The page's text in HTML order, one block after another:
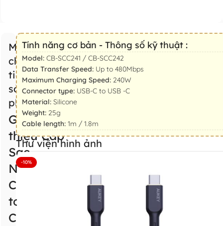
Mô tả
chi
tiết
sản
phẩm
Giới
thiệu Cáp
Sạc
Nhanh
C
to
C
Tính năng cơ bản - Thông số kỹ thuật :
Model: CB-SCC241 / CB-SCC242
Data Transfer Speed: Up to 480Mbps
Maximum Charging Speed: 240W
Connector type: USB-C to USB -C
Material: Silicone
Weight: 25g
Cable length: 1m / 1.8m
Thư viện hình ảnh
-10%